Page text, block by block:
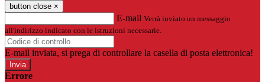
button close ×
E-mail Verrà inviato un messaggio
all'indirizzo indicato con le istruzioni necessarie.
E-mail inviata, si prega di controllare la casella di posta elettronica!
Errore